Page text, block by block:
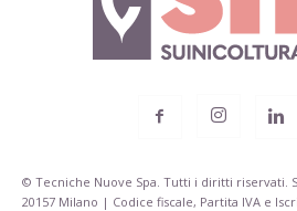
© Tecniche Nuove Spa. Tutti i diritti riservati.
20157 Milano | Codice fiscale, Partita IVA e